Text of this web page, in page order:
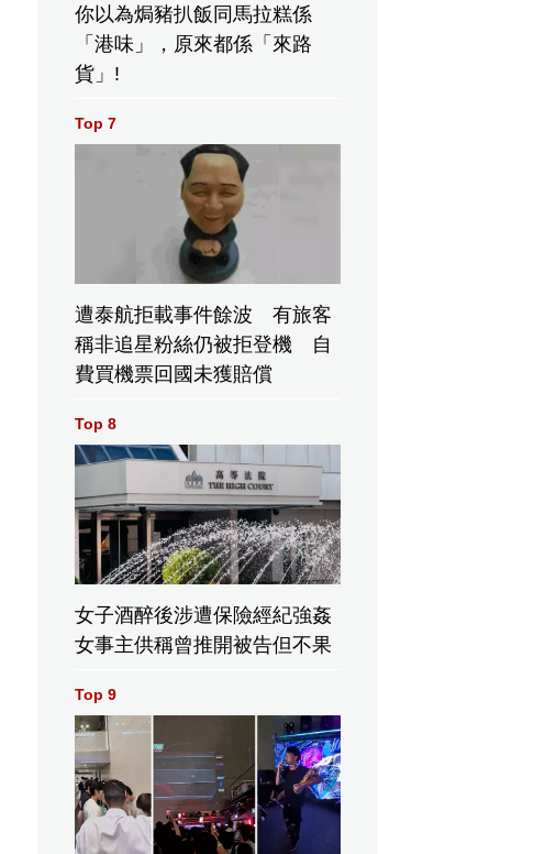
你以為焗豬扒飯同馬拉糕係
「港味」，原來都係「來路
貨」!
Top 7
遭泰航拒載事件餘波 有旅客
稱非追星粉絲仍被拒登機 自
費買機票回國未獲賠償
Top 8
女子酒醉後涉遭保險經紀強姦
女事主供稱曾推開被告但不果
Top 9